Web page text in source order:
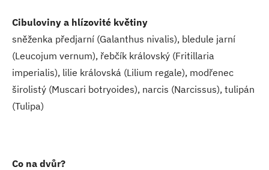
Cibuloviny a hlízovité květiny
sněženka předjarní (Galanthus nivalis), bledule jarní
(Leucojum vernum), řebčík královský (Fritillaria
imperialis), lilie královská (Lilium regale), modřenec
širolistý (Muscari botryoides), narcis (Narcissus), tulipán
(Tulipa)
Co na dvůr?